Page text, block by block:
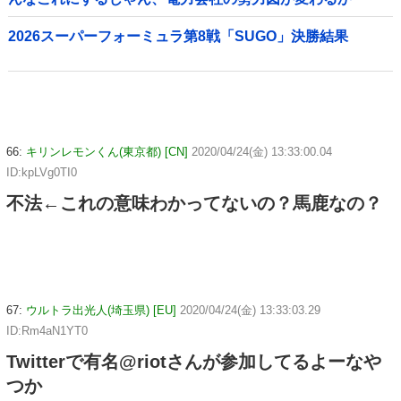
2026スーパーフォーミュラ第8戦「SUGO」決勝結果
66: キリンレモンくん(東京都) [CN] 2020/04/24(金) 13:33:00.04
ID:kpLVg0TI0
不法←これの意味わかってないの？馬鹿なの？
67: ウルトラ出光人(埼玉県) [EU] 2020/04/24(金) 13:33:03.29
ID:Rm4aN1YT0
Twitterで有名@riotさんが参加してるよーなや
つか